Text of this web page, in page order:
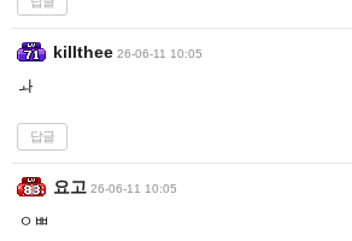
killthee 26-06-11 10:05
ㅘ
답글
요고 26-06-11 10:05
ㅇㅃ